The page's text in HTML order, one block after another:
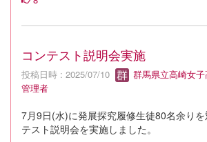
コンテスト説明会実施
投稿日時 : 2025/07/10
群馬県立高崎女
管理者
7月9日(水)に発展探究履修生徒80名余り
テスト説明会を実施しました。